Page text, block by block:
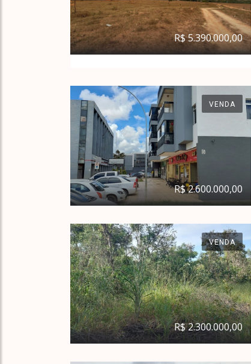
R$ 5.390.000,00
VENDA
R$ 2.600.000,00
VENDA
R$ 2.300.000,00